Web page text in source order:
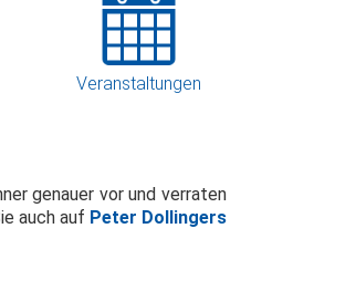
Veranstaltungen
genauer vor und verraten
auch auf Peter Dollingers